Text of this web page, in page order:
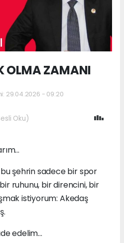
OLMA ZAMANI
29.04.2026 - 09:20
Oku)
bu şehrin sadece bir spor
ruhunu, bir direncini, bir
istiyorum: Akedaş
edelim…